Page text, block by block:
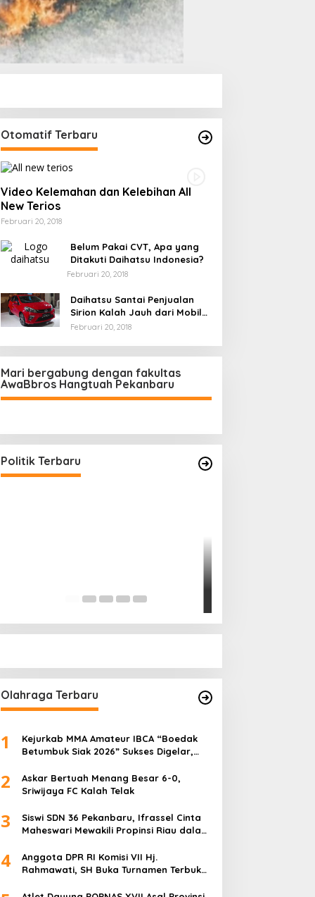
Otomatif Terbaru
Video Kelemahan dan Kelebihan All
New Terios
Februari 20, 2018
Belum Pakai CVT, Apa yang
Ditakuti Daihatsu Indonesia?
Februari 20, 2018
Daihatsu Santai Penjualan
Sirion Kalah Jauh dari Mobil
LCGC
Februari 20, 2018
Mari bergabung dengan fakultas
AwaBbros Hangtuah Pekanbaru
Politik Terbaru
Personel, Tegaskan Komitmen
Bersih Narkoba
Di Politik, Polri | Februari 23, 2026
Olahraga Terbaru
1
Kejurkab MMA Amateur IBCA “Boedak
Betumbuk Siak 2026” Sukses Digelar,
2
Askar Bertuah Menang Besar 6-0,
Sriwijaya FC Kalah Telak
3
Siswi SDN 36 Pekanbaru, Ifrassel Cinta
Maheswari Mewakili Propinsi Riau dalam
Senam Putri
4
Anggota DPR RI Komisi VII Hj.
Rahmawati, SH Buka Turnamen Terbuka